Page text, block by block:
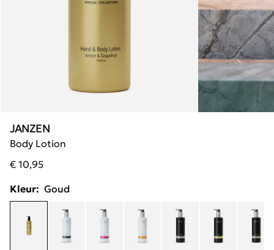
Body Lotion
JANZEN
€ 10,95
Kleur: Goud